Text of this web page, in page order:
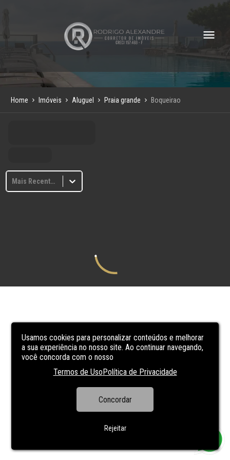
Usamos cookies para personalizar conteúdos e melhorar
a sua experiência no nosso site. Ao continuar navegando,
você concorda com o nosso
Termos de UsoPolítica de Privacidade
Concordar
Rejeitar
Home Imóveis Aluguel Praia grande Boqueirao
Mais Recentes